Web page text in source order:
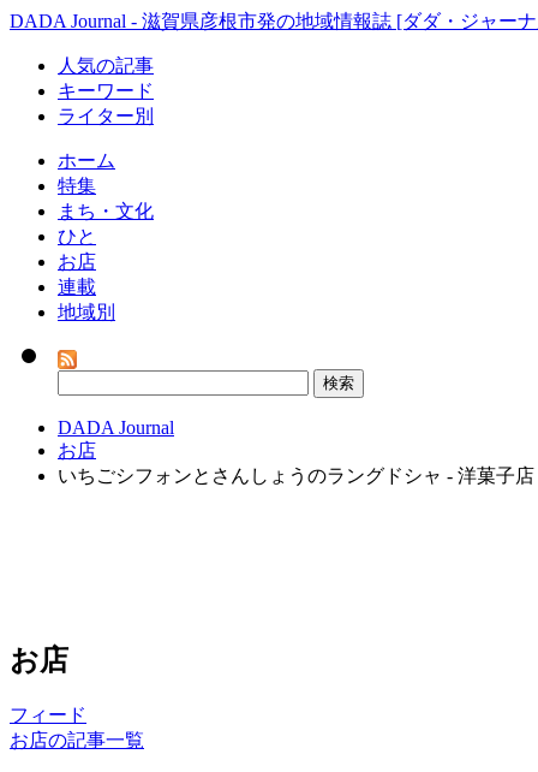
DADA Journal - 滋賀県彦根市発の地域情報誌 [ダダ・ジャー
人気の記事
キーワード
ライター別
ホーム
特集
まち・文化
ひと
お店
連載
地域別
DADA Journal
お店
いちごシフォンとさんしょうのラングドシャ - 洋菓子
お店
フィード
お店の記事一覧